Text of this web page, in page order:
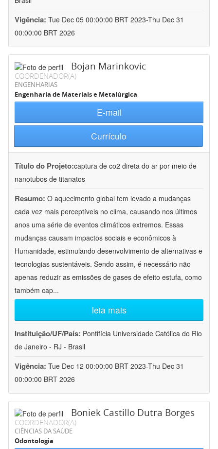
Vigência: Tue Dec 05 00:00:00 BRT 2023-Thu Dec 31
00:00:00 BRT 2026
Bojan Marinkovic
COORDENADOR(A)
ENGENHARIAS
Engenharia de Materiais e Metalúrgica
E-mail
Currículo
Título do Projeto:captura de co2 direta do ar por meio de
nanotubos de titanatos
Resumo: O aquecimento global tem levado a mudanças
cada vez mais perceptíveis no clima, causando nos últimos
anos uma série de eventos climáticos extremos. Essas
mudanças causam impactos sociais e econômicos à
Humanidade, estimulando desenvolvimento de alternativas e
tecnologias sustentáveis. Sendo assim, é necessário não
apenas reduzir as emissões de gases de efeito estufa, como
também cap...
leia mais
Instituição/UF/País: Pontifícia Universidade Católica do Rio
de Janeiro - RJ - Brasil
Vigência: Tue Dec 12 00:00:00 BRT 2023-Thu Dec 31
00:00:00 BRT 2026
Boniek Castillo Dutra Borges
COORDENADOR(A)
CIÊNCIAS DA SAÚDE
Odontologia